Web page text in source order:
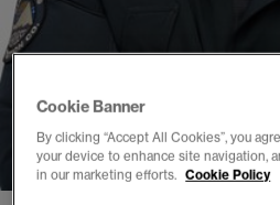
1 2 3 4
Cookie Banner
By clicking “Accept All Cookies”, you
your device to enhance site navigation,
in our marketing efforts. Cookie Policy